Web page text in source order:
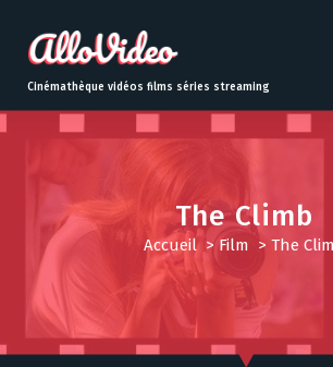
t
o
Cinémathèque vidéos films séries streaming
The Climb
Accueil>Film > The